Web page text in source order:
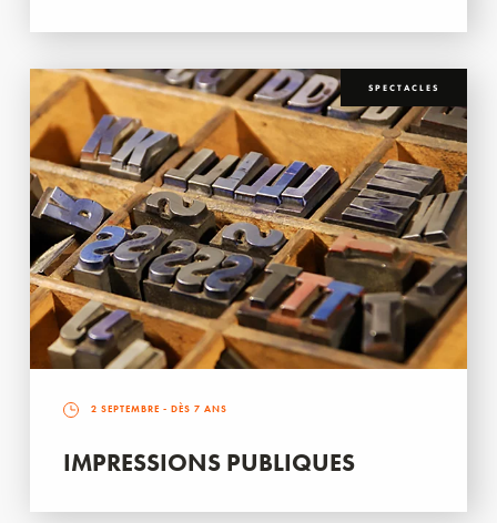
SPECTACLES
2 SEPTEMBRE - DÈS 7 ANS
IMPRESSIONS PUBLIQUES